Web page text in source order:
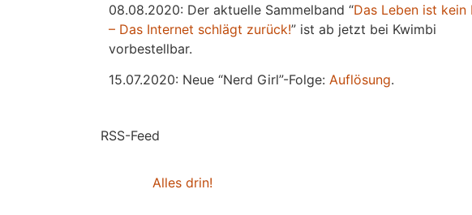
08.08.2020: Der aktuelle Sammelband “Das Leben ist kein
– Das Internet schlägt zurück!” ist ab jetzt bei Kwimbi
vorbestellbar.
15.07.2020: Neue “Nerd Girl”-Folge: Auflösung.
RSS-Feed
Alles drin!